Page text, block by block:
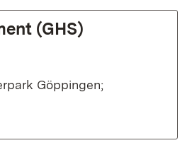
(GHS)
Göppingen;